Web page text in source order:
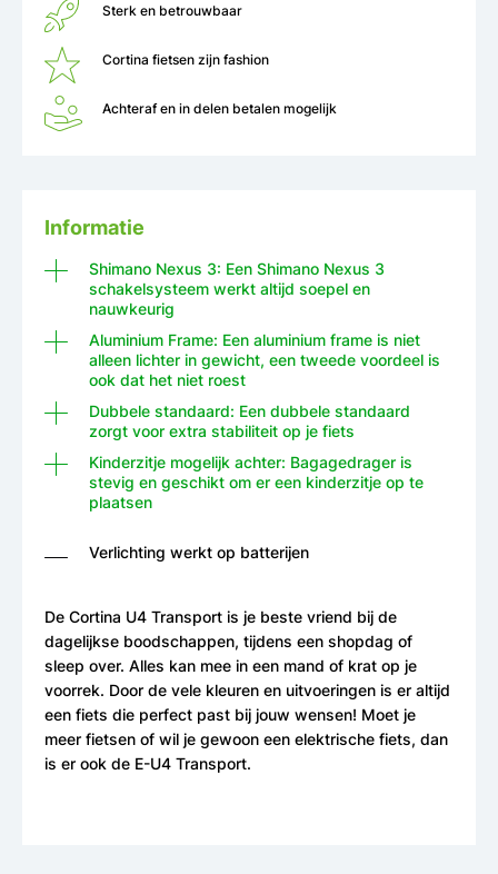
Sterk en betrouwbaar
Cortina fietsen zijn fashion
Achteraf en in delen betalen mogelijk
Informatie
Shimano Nexus 3: Een Shimano Nexus 3
schakelsysteem werkt altijd soepel en
nauwkeurig
Aluminium Frame: Een aluminium frame is niet
alleen lichter in gewicht, een tweede voordeel is
ook dat het niet roest
Dubbele standaard: Een dubbele standaard
zorgt voor extra stabiliteit op je fiets
Kinderzitje mogelijk achter: Bagagedrager is
stevig en geschikt om er een kinderzitje op te
plaatsen
Verlichting werkt op batterijen
De Cortina U4 Transport is je beste vriend bij de
dagelijkse boodschappen, tijdens een shopdag of
sleep over. Alles kan mee in een mand of krat op je
voorrek. Door de vele kleuren en uitvoeringen is er altijd
een fiets die perfect past bij jouw wensen! Moet je
meer fietsen of wil je gewoon een elektrische fiets, dan
is er ook de E-U4 Transport.